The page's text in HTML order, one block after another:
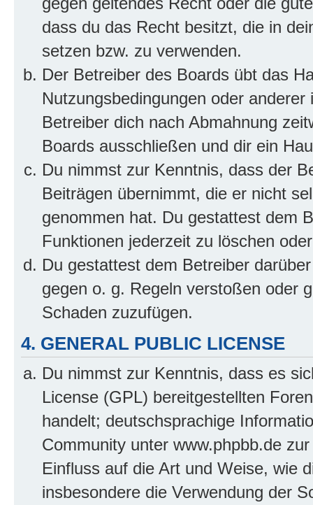
dass du das Recht besitzt, die in
setzen bzw. zu verwenden.
Der Betreiber des Boards übt das
Nutzungsbedingungen oder
Betreiber dich nach Abmahnung
Boards ausschließen und dir ein
Du nimmst zur Kenntnis, dass der
Beiträgen übernimmt, die er nicht
genommen hat. Du gestattest dem
Funktionen jederzeit zu löschen
Du gestattest dem Betreiber
gegen o. g. Regeln verstoßen oder
Schaden zuzufügen.
4. GENERAL PUBLIC LICENSE
Du nimmst zur Kenntnis, dass es
License (GPL) bereitgestellten
handelt; deutschsprachige
Community unter www.phpbb.de
Einfluss auf die Art und Weise, wie
insbesondere die Verwendung der